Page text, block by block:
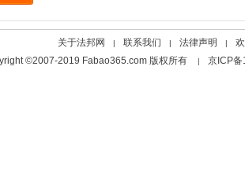
关于法邦网 | 联系我们 | 法律声明 |
©2007-2019 Fabao365.com 版权所有
| 京ICP